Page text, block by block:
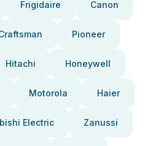
Frigidaire Canon
Pioneer
Hitachi Honeywell
Motorola Haier
Electric Zanussi